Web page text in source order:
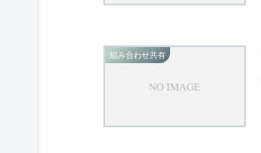
組み合わせ共有